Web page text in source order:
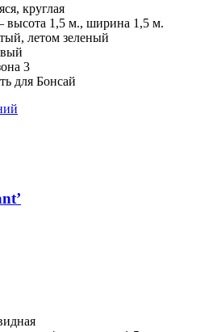
круглая
высота 1,5 м., ширина 1,5 м.
летом зеленый
3
для Бонсай